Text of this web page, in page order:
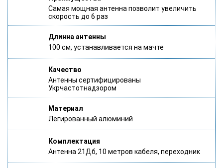
Самая мощная антенна позволит увеличить
скорость до 6 раз
Длинна антенны
100 см, устанавливается на мачте
Качество
Антенны сертифицированы
Укрчастотнадзором
Материал
Легированный алюминий
Комплектация
Антенна 21Дб, 10 метров кабеля, переходник